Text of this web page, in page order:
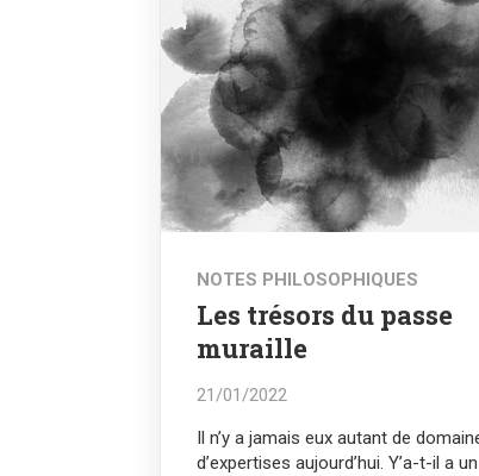
NOTES PHILOSOPHIQUES
Les trésors du passe
muraille
21/01/2022
Il n’y a jamais eux autant de
d’expertises aujourd’hui. Y’a-t-il a un